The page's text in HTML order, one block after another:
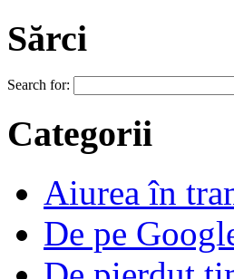
Sărci
Search for:
Categorii
Aiurea în
De pe